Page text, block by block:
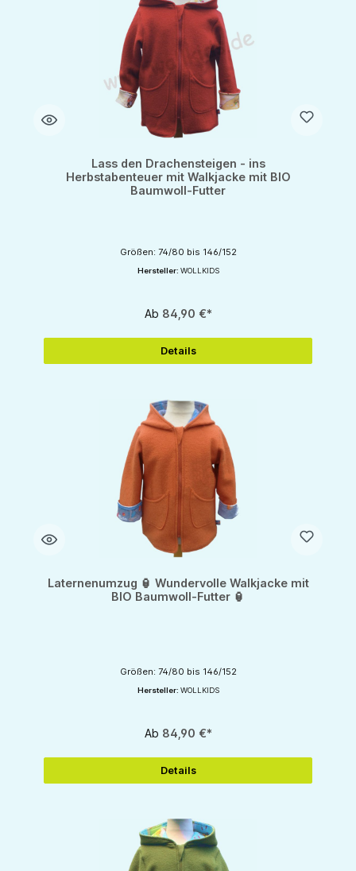
Lass den Drachensteigen - ins
Herbstabenteuer mit Walkjacke mit BIO
Baumwoll-Futter
Größen: 74/80 bis 146/152
Hersteller: WOLLKIDS
Ab 84,90 €*
Details
Laternenumzug 🏮 Wundervolle Walkjacke mit
BIO Baumwoll-Futter 🏮
Größen: 74/80 bis 146/152
Hersteller: WOLLKIDS
Ab 84,90 €*
Details